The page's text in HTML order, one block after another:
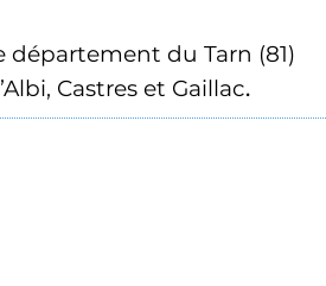
du Tarn (81)
Castres et Gaillac.